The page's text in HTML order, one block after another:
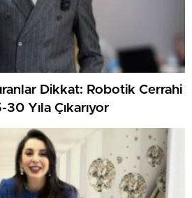
Dikkat: Robotik Cerrahi
Yıla Çıkarıyor